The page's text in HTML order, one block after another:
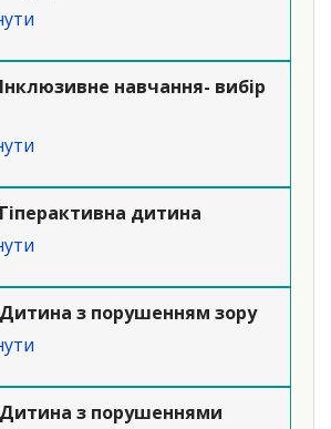
навчання- вибір
дитина
Дитина з порушенням зору
Дитина з порушеннями